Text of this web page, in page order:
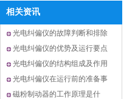
省优秀科技企业
相关资讯
光电纠偏仪的故障判断和排除
注意点，了解了吗
光电纠偏仪的优势及运行要点
光电纠偏仪的结构组成及作用
光电纠偏仪在运行前的准备事
项讲解
磁粉制动器的工作原理是什